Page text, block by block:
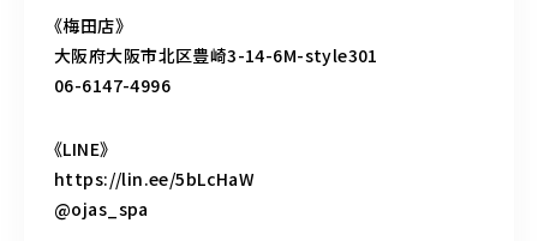
《梅田店》
大阪府大阪市北区豊崎3-14-6M-style301
06-6147-4996
《LINE》
https://lin.ee/5bLcHaW
@ojas_spa